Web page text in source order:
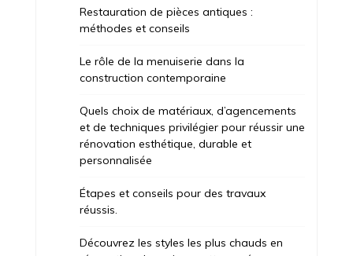
Restauration de pièces antiques :
méthodes et conseils
Le rôle de la menuiserie dans la
construction contemporaine
Quels choix de matériaux, d’agencements
et de techniques privilégier pour réussir une
rénovation esthétique, durable et
personnalisée
Étapes et conseils pour des travaux
réussis.
Découvrez les styles les plus chauds en